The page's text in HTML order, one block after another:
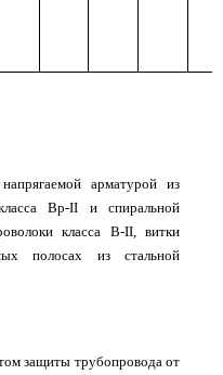
арматурой из
Вр-II и спиральной
класса В-II, витки
полосах из стальной
защиты трубопровода от